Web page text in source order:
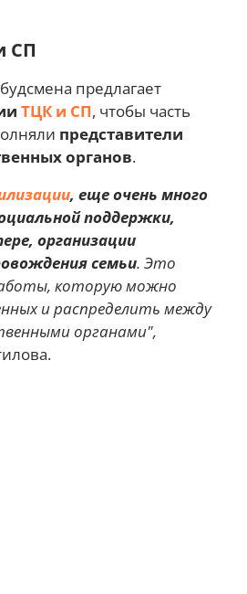
СП
предлагает
ТЦК и СП, чтобы часть
представители
органов.
, еще очень много
поддержки,
организации
семьи. Это
которую можно
и распределить между
органами",